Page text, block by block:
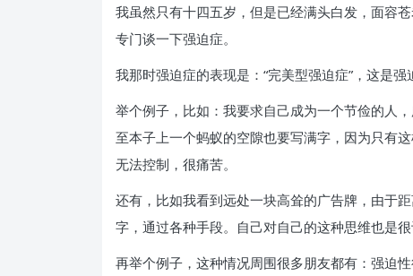
我虽然只有十四五岁，但是已经满头白发，面容
专门谈一下强迫症。
我那时强迫症的表现是：“完美型强迫症”，这是
举个例子，比如：我要求自己成为一个节俭的人
至本子上一个蚂蚁的空隙也要写满字，因为只有
无法控制，很痛苦。
还有，比如我看到远处一块高耸的广告牌，由于
字，通过各种手段。自己对自己的这种思维也是
再举个例子，这种情况周围很多朋友都有：强迫